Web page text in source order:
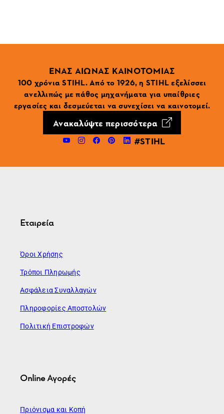
ΕΝΑΣ ΑΙΩΝΑΣ ΚΑΙΝΟΤΟΜΙΑΣ
100 χρόνια STIHL. Από το 1926, η STIHL εξελίσσει
ανελλιπώς με πάθος μηχανήματα για υπαίθριες
εργασίες και δεσμεύεται να συνεχίσει να καινοτομεί.
Ανακαλύψτε περισσότερα
#STIHL
Εταιρεία
Όροι Χρήσης
Τρόποι Πληρωμής
Ασφάλεια Συναλλαγών
Πληροφορίες Αποστολών
Πολιτική Επιστροφών
Online Αγορές
Πριόνισμα και Κοπή